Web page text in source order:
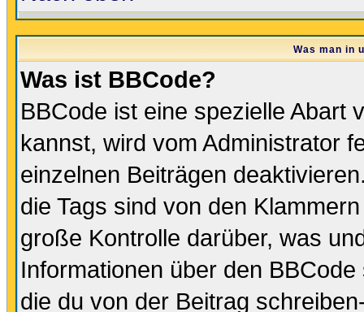
Was man in
Was ist BBCode?
BBCode ist eine spezielle Abart
kannst, wird vom Administrator
einzelnen Beiträgen
die Tags sind von den
große Kontrolle darüber, was
Informationen über den
die du von der Beitrag